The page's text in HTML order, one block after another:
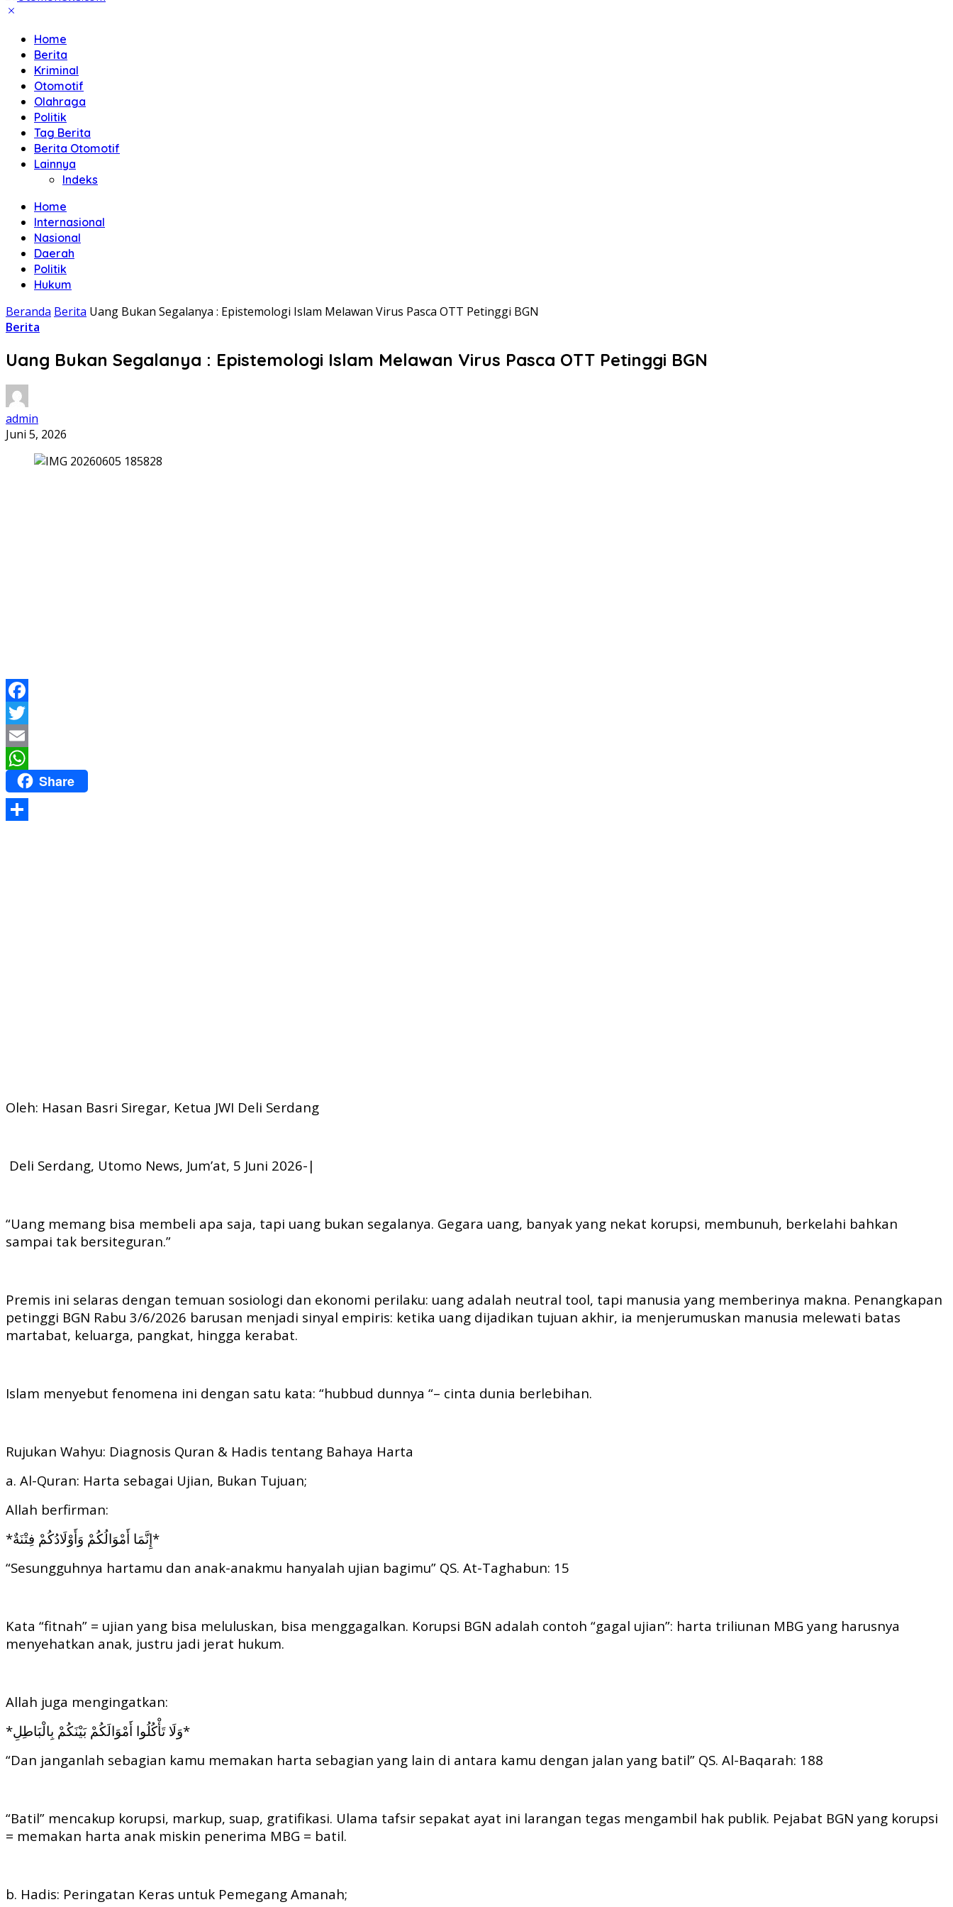
Home
Berita
Kriminal
Otomotif
Olahraga
Politik
Tag Berita
Berita Otomotif
Lainnya
Indeks
Home
Internasional
Nasional
Daerah
Politik
Hukum
Beranda Berita Uang Bukan Segalanya : Epistemologi Islam Melawan Virus Pasca OTT Petinggi BGN
Berita
Uang Bukan Segalanya : Epistemologi Islam Melawan Virus Pasca OTT Petinggi BGN
admin
Juni 5, 2026
Facebook
Twitter
Email
WhatsApp
Share
Oleh: Hasan Basri Siregar, Ketua JWI Deli Serdang
Deli Serdang, Utomo News, Jum’at, 5 Juni 2026-|
“Uang memang bisa membeli apa saja, tapi uang bukan segalanya. Gegara uang, banyak yang nekat korupsi, membunuh, berkelahi bahkan
sampai tak bersiteguran.”
Premis ini selaras dengan temuan sosiologi dan ekonomi perilaku: uang adalah neutral tool, tapi manusia yang memberinya makna. Penangkapan
petinggi BGN Rabu 3/6/2026 barusan menjadi sinyal empiris: ketika uang dijadikan tujuan akhir, ia menjerumuskan manusia melewati batas
martabat, keluarga, pangkat, hingga kerabat.
Islam menyebut fenomena ini dengan satu kata: “hubbud dunnya “– cinta dunia berlebihan.
Rujukan Wahyu: Diagnosis Quran & Hadis tentang Bahaya Harta
a. Al-Quran: Harta sebagai Ujian, Bukan Tujuan;
Allah berfirman:
*إِنَّمَا أَمْوَالُكُمْ وَأَوْلَادُكُمْ فِتْنَةٌ*
“Sesungguhnya hartamu dan anak-anakmu hanyalah ujian bagimu” QS. At-Taghabun: 15
Kata “fitnah” = ujian yang bisa meluluskan, bisa menggagalkan. Korupsi BGN adalah contoh “gagal ujian”: harta triliunan MBG yang harusnya
menyehatkan anak, justru jadi jerat hukum.
Allah juga mengingatkan:
*وَلَا تَأْكُلُوا أَمْوَالَكُمْ بَيْنَكُمْ بِالْبَاطِلِ*
“Dan janganlah sebagian kamu memakan harta sebagian yang lain di antara kamu dengan jalan yang batil” QS. Al-Baqarah: 188
“Batil” mencakup korupsi, markup, suap, gratifikasi. Ulama tafsir sepakat ayat ini larangan tegas mengambil hak publik. Pejabat BGN yang korupsi
= memakan harta anak miskin penerima MBG = batil.
b. Hadis: Peringatan Keras untuk Pemegang Amanah;